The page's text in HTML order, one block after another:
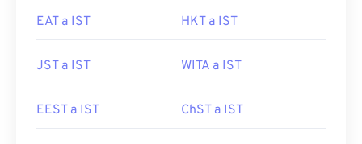
EAT a IST HKT a IST
JST a IST WITA a IST
EEST a IST ChST a IST